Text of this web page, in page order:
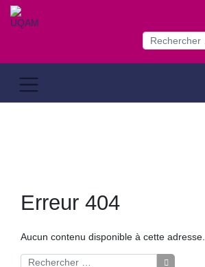
Passer
Erreur 404
Aucun contenu disponible à cette adresse.